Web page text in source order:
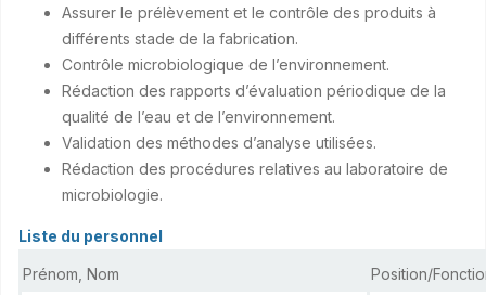
Assurer le prélèvement et le contrôle des produits à
différents stade de la fabrication.
Contrôle microbiologique de l’environnement.
Rédaction des rapports d’évaluation périodique de la
qualité de l’eau et de l’environnement.
Validation des méthodes d’analyse utilisées.
Rédaction des procédures relatives au laboratoire de
microbiologie.
Liste du personnel
Prénom, Nom Position/